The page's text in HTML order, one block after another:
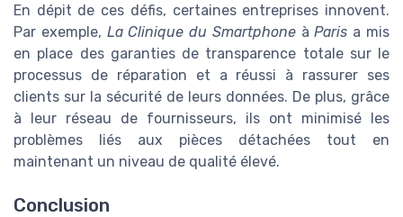
En dépit de ces défis, certaines entreprises innovent.
Par exemple, La Clinique du SmartphoneàParis a mis
en place des garanties de transparence totale sur le
processus de réparation et a réussi à rassurer ses
clients sur la sécurité de leurs données. De plus, grâce
à leur réseau de fournisseurs, ils ont minimisé les
problèmes liés aux pièces détachées tout en
maintenant un niveau de qualité élevé.
Conclusion